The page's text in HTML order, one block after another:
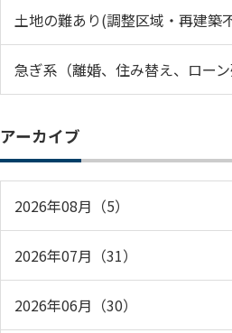
土地の難あり(調整区域・再建築
急ぎ系（離婚、住み替え、ローン
アーカイブ
2026年08月（5）
2026年07月（31）
2026年06月（30）